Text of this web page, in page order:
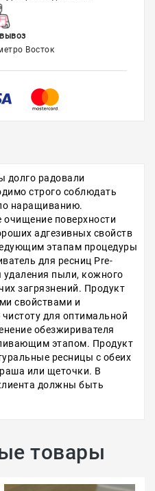
Восток
долго радовали
строго соблюдать
наращиванию.
очищение поверхности
адгезивных свойств
этапам процедуры
для ресниц Pre-
удаления пыли, кожного
загрязнений. Продукт
свойствами и
для оптимальной
обезжиривателя
этапом. Продукт
ресницы с обеих
или щеточки. В
должны быть
товары